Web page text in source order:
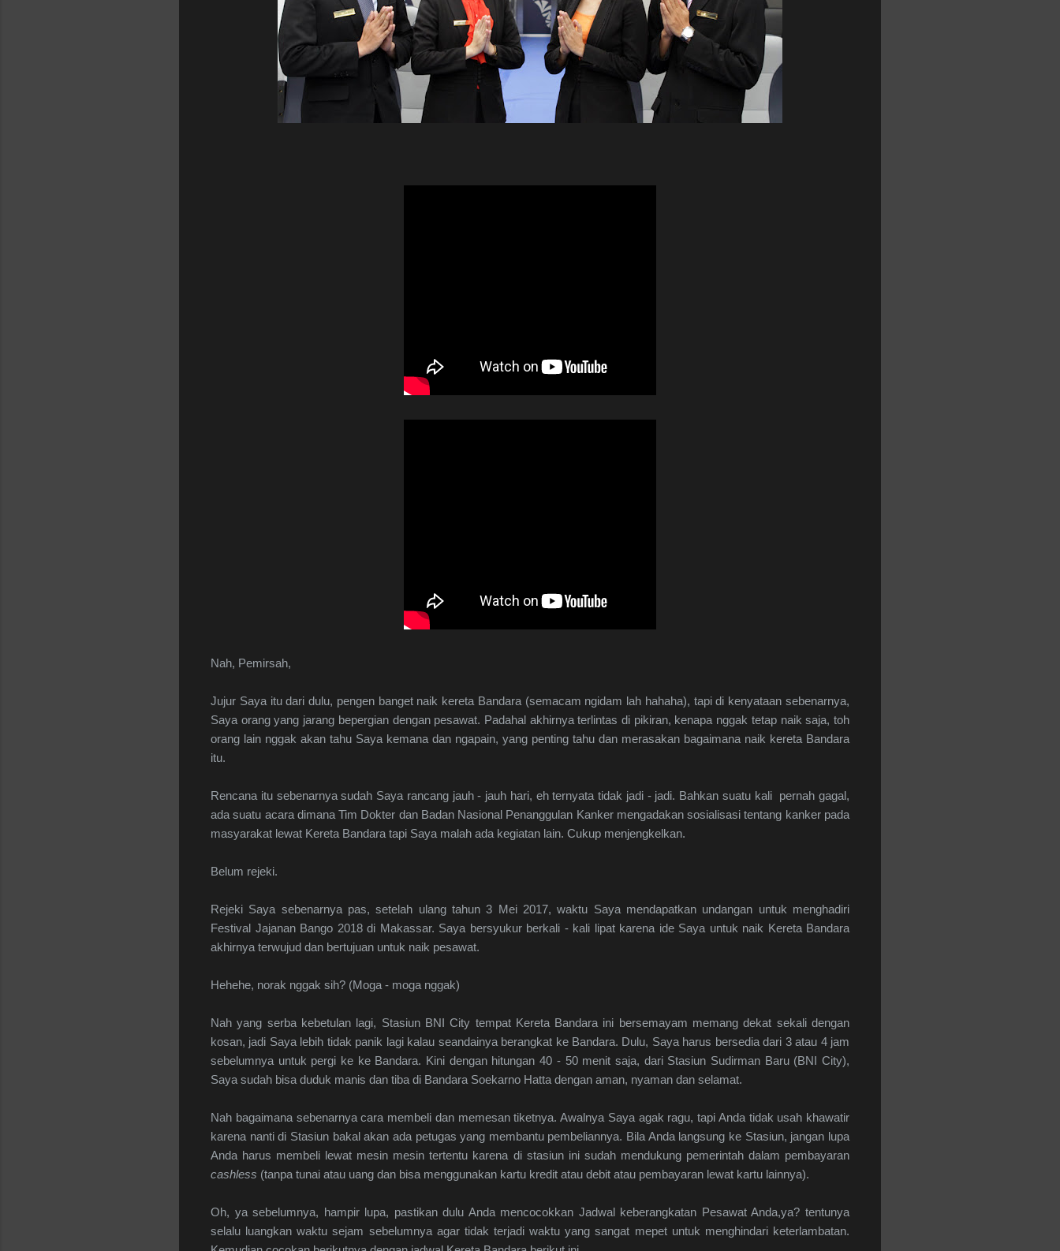
Nah, Pemirsah,
Jujur Saya itu dari dulu, pengen banget naik kereta Bandara (semacam ngidam lah hahaha), tapi di kenyataan sebenarnya,
Saya orang yang jarang bepergian dengan pesawat. Padahal akhirnya terlintas di pikiran, kenapa nggak tetap naik saja, toh
orang lain nggak akan tahu Saya kemana dan ngapain, yang penting tahu dan merasakan bagaimana naik kereta Bandara
itu.
Rencana itu sebenarnya sudah Saya rancang jauh - jauh hari, eh ternyata tidak jadi - jadi. Bahkan suatu kali pernah gagal,
ada suatu acara dimana Tim Dokter dan Badan Nasional Penanggulan Kanker mengadakan sosialisasi tentang kanker pada
masyarakat lewat Kereta Bandara tapi Saya malah ada kegiatan lain. Cukup menjengkelkan.
Belum rejeki.
Rejeki Saya sebenarnya pas, setelah ulang tahun 3 Mei 2017, waktu Saya mendapatkan undangan untuk menghadiri
Festival Jajanan Bango 2018 di Makassar. Saya bersyukur berkali - kali lipat karena ide Saya untuk naik Kereta Bandara
akhirnya terwujud dan bertujuan untuk naik pesawat.
Hehehe, norak nggak sih? (Moga - moga nggak)
Nah yang serba kebetulan lagi, Stasiun BNI City tempat Kereta Bandara ini bersemayam memang dekat sekali dengan
kosan, jadi Saya lebih tidak panik lagi kalau seandainya berangkat ke Bandara. Dulu, Saya harus bersedia dari 3 atau 4 jam
sebelumnya untuk pergi ke ke Bandara. Kini dengan hitungan 40 - 50 menit saja, dari Stasiun Sudirman Baru (BNI City),
Saya sudah bisa duduk manis dan tiba di Bandara Soekarno Hatta dengan aman, nyaman dan selamat.
Nah bagaimana sebenarnya cara membeli dan memesan tiketnya. Awalnya Saya agak ragu, tapi Anda tidak usah khawatir
karena nanti di Stasiun bakal akan ada petugas yang membantu pembeliannya. Bila Anda langsung ke Stasiun, jangan lupa
Anda harus membeli lewat mesin mesin tertentu karena di stasiun ini sudah mendukung pemerintah dalam pembayaran
cashless (tanpa tunai atau uang dan bisa menggunakan kartu kredit atau debit atau pembayaran lewat kartu lainnya).
Oh, ya sebelumnya, hampir lupa, pastikan dulu Anda mencocokkan Jadwal keberangkatan Pesawat Anda,ya? tentunya
selalu luangkan waktu sejam sebelumnya agar tidak terjadi waktu yang sangat mepet untuk menghindari keterlambatan.